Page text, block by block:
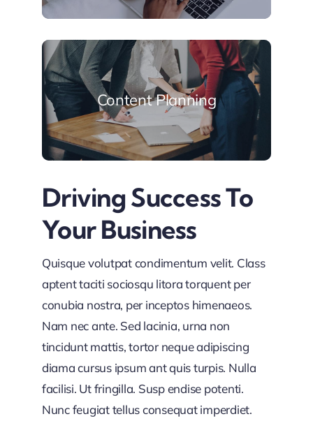
Content Planning
Driving Success To
Your Business
Quisque volutpat condimentum velit. Class
aptent taciti sociosqu litora torquent per
conubia nostra, per inceptos himenaeos.
Nam nec ante. Sed lacinia, urna non
tincidunt mattis, tortor neque adipiscing
diama cursus ipsum ant quis turpis. Nulla
facilisi. Ut fringilla. Susp endise potenti.
Nunc feugiat tellus consequat imperdiet.